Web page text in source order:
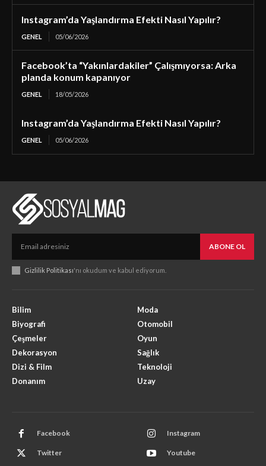
Instagram’da Yaşlandırma Efekti Nasıl Yapılır?
GENEL 05/06/2026
Facebook’ta “Yakınlardakiler” Çalışmıyorsa: Arka
planda konum kapanıyor
GENEL 18/05/2026
Instagram’da Yaşlandırma Efekti Nasıl Yapılır?
GENEL 05/06/2026
ABONE OL
Gizlilik Politikası'nı okudum ve kabul ediyorum.
Bilim
Biyografi
Çeşmeler
Dekorasyon
Dizi & Film
Donanım
Moda
Otomobil
Oyun
Sağlık
Teknoloji
Uzay
Facebook Instagram
Twitter Youtube